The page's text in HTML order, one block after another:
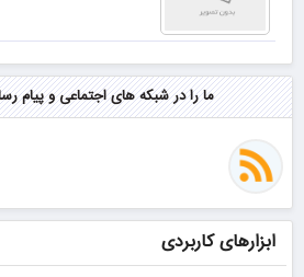
ما را در شبکه های اجتماعی و پیام
ابزارهای کاربردی